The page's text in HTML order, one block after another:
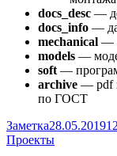
docs_desc —
docs_info —
mechanical —
models —
soft —
archive — pdf
по ГОСТ
Формат
Заметка28.05.2019
Проекты